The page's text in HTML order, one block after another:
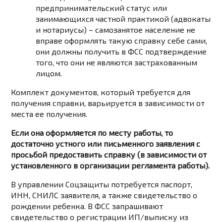
предпринимательский статус или
занимающихся частной практикой (адвокаты
и нотариусы) – самозанятое население не
вправе оформлять такую справку себе сами,
они должны получить в ФСС подтверждение
того, что они не являются застрахованным
лицом.
Комплект документов, который требуется для
получения справки, варьируется в зависимости от
места ее получения.
Если она оформляется по месту работы, то
достаточно устного или письменного заявления с
просьбой предоставить справку (в зависимости от
установленного в организации регламента работы).
В управлении Соцзащиты потребуется паспорт,
ИНН, СНИЛС заявителя, а также свидетельство о
рождении ребенка. В ФСС запрашивают
свидетельство о регистрации ИП/выписку из